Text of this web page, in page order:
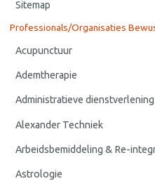
Sitemap
Professionals/Organisaties
Acupunctuur
Ademtherapie
Administratieve dienstverlening
Alexander Techniek
Arbeidsbemiddeling & Re-
Astrologie